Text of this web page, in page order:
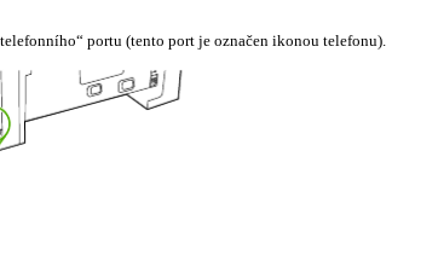
portu (tento port je označen ikonou telefonu).